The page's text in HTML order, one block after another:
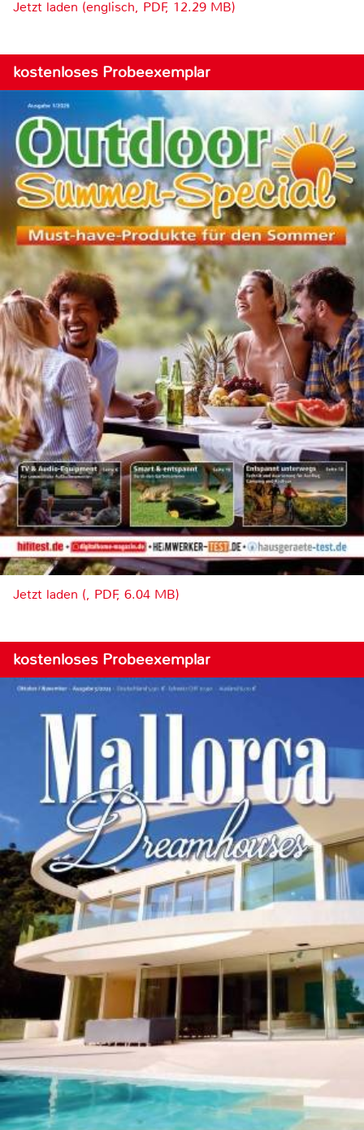
Jetzt laden (englisch, PDF, 12.29 MB)
kostenloses Probeexemplar
Jetzt laden (, PDF, 6.04 MB)
kostenloses Probeexemplar